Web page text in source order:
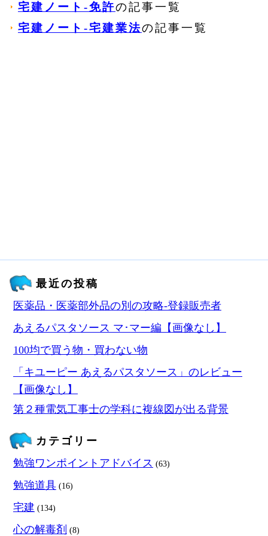
宅建ノート‐免許の記事一覧
宅建ノート‐宅建業法の記事一覧
最近の投稿
医薬品・医薬部外品の別の攻略‐登録販売者
あえるパスタソース マ･マー編【画像なし】
100均で買う物・買わない物
「キユーピー あえるパスタソース」のレビュー
【画像なし】
第２種電気工事士の学科に複線図が出る背景
カテゴリー
勉強ワンポイントアドバイス (63)
勉強道具 (16)
宅建 (134)
心の解毒剤 (8)